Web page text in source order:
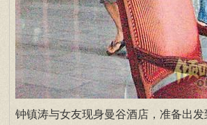
钟镇涛与女友现身曼谷酒店，准备出发